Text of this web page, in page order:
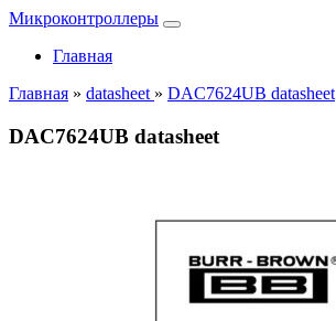
Микроконтроллеры
Главная
Главная » datasheet » DAC7624UB datasheet
DAC7624UB datasheet